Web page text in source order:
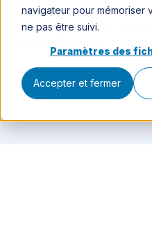
navigateur pour mémoriser
ne pas être suivi.
Paramètres des
Accepter et fermer
Capsules
pratiques pour
compétences en